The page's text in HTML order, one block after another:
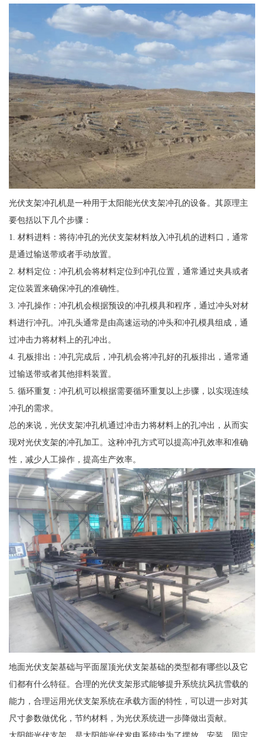
光伏支架冲孔机是一种用于太阳能光伏支架冲孔的设备。其原理主
要包括以下几个步骤：
1. 材料进料：将待冲孔的光伏支架材料放入冲孔机的进料口，通常
是通过输送带或者手动放置。
2. 材料定位：冲孔机会将材料定位到冲孔位置，通常通过夹具或者
定位装置来确保冲孔的准确性。
3. 冲孔操作：冲孔机会根据预设的冲孔模具和程序，通过冲头对材
料进行冲孔。冲孔头通常是由高速运动的冲头和冲孔模具组成，通
过冲击力将材料上的孔冲出。
4. 孔板排出：冲孔完成后，冲孔机会将冲孔好的孔板排出，通常通
过输送带或者其他排料装置。
5. 循环重复：冲孔机可以根据需要循环重复以上步骤，以实现连续
冲孔的需求。
总的来说，光伏支架冲孔机通过冲击力将材料上的孔冲出，从而实
现对光伏支架的冲孔加工。这种冲孔方式可以提高冲孔效率和准确
性，减少人工操作，提高生产效率。
地面光伏支架基础与平面屋顶光伏支架基础的类型都有哪些以及它
们都有什么特征。合理的光伏支架形式能够提升系统抗风抗雪载的
能力，合理运用光伏支架系统在承载方面的特性，可以进一步对其
尺寸参数做优化，节约材料，为光伏系统进一步降做出贡献。